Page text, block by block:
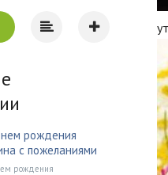
рождения
с пожеланиями
рождения